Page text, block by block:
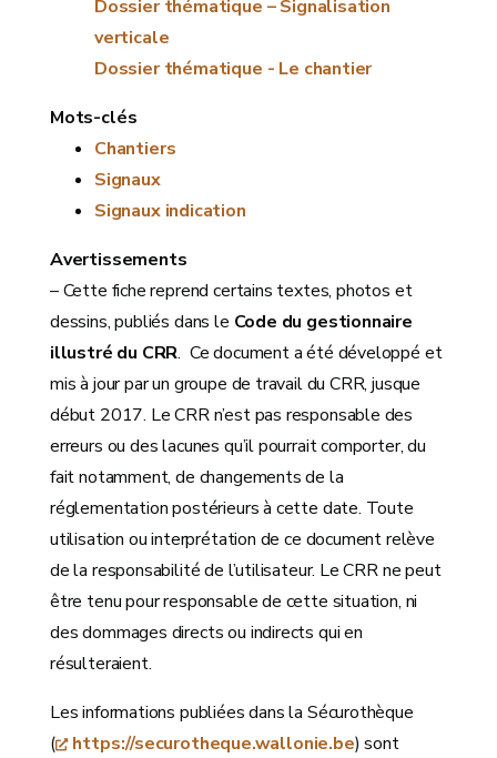
Dossier thématique – Signalisation
verticale
Dossier thématique - Le chantier
Mots-clés
Chantiers
Signaux
Signaux indication
Avertissements
– Cette fiche reprend certains textes, photos et
dessins, publiés dans le Code du gestionnaire
illustré du CRR. Ce document a été développé et
mis à jour par un groupe de travail du CRR, jusque
début 2017. Le CRR n’est pas responsable des
erreurs ou des lacunes qu’il pourrait comporter, du
fait notamment, de changements de la
réglementation postérieurs à cette date. Toute
utilisation ou interprétation de ce document relève
de la responsabilité de l’utilisateur. Le CRR ne peut
être tenu pour responsable de cette situation, ni
des dommages directs ou indirects qui en
résulteraient.
Les informations publiées dans la Sécurothèque
(
https://securotheque.wallonie.be) sont